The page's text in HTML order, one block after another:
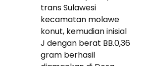
trans Sulawesi
kecamatan molawe
konut, kemudian inisial
J dengan berat BB.0,36
gram berhasil